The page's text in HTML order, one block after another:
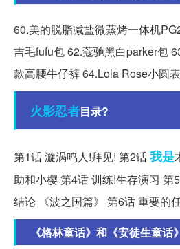
60.美的脱脂减盐微蒸烤一体机
吉毛fufu包 62.蔻驰黑白parker包
款高腰牛仔裤 64.Lola Rose小圆表
火影忍者目录?
第1话 漩涡鸣人!拜见! 第2话我是
助和小樱 第4话 训练!生存演习 第
结论 《波之国篇》 第6话 重要的任
《格林童话》和《安徒生童话